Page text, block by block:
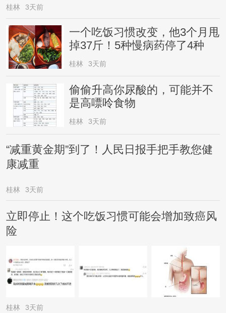
桂林 3天前
一个吃饭习惯改变，他3个月甩
掉37斤！5种慢病药停了4种
桂林 3天前
偷偷升高你尿酸的，可能并不
是高嘌呤食物
桂林 3天前
“减重黄金期”到了！人民日报手把手教您健
康减重
桂林 3天前
立即停止！这个吃饭习惯可能会增加致癌风
险
桂林 3天前